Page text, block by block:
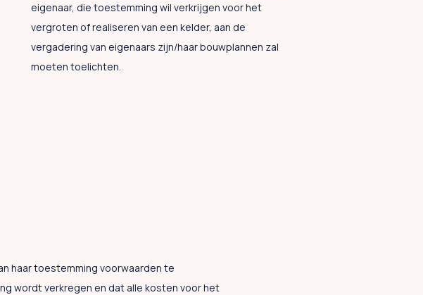
eigenaar, die toestemming wil verkrijgen voor het
vergroten of realiseren van een kelder, aan de
vergadering van eigenaars zijn/haar bouwplannen zal
moeten toelichten.
haar toestemming voorwaarden te
wordt verkregen en dat alle kosten voor het